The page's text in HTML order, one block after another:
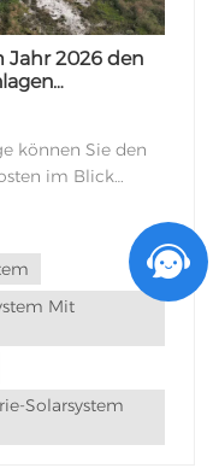
Jahr 2026 den
gesamten Systemkosten von Ihrer Bundessteuerlast absetzen. Unter Umständen erhalten Sie zusätzliche Steuervergünstigungen, wenn Ihr Projekt inländisch hergestellte Komponenten verwendet oder sich in einer energieeffizienten Gemeinde befindet. Viele Bundesstaaten bieten weitere Zuschüsse und Rabatte an, die Ihre Ausgaben zusätzlich reduzieren. Die folgende Tabelle zeigt die wichtigsten Steuervergünstigungen und Anreize für gewerbliche Solarinvestitionen im Jahr 2026:SteuergutschriftartBeschreibungSteuergutschrift für Investitionen des Bundes30 % der gesamten Systemkosten können von der Bundessteuer abgezogen werden.BonusguthabenZusätzliche Gutschriften für inländische Inhalte oder Standorte mit energieeffizienter GemeinschaftBeschleunigte Abschreibung (MACRS)einen großen Teil des Systemwertes innerhalb kurzer Zeit abschreibenStaatliche und lokale RabatteVorab-Rabatte, Leistungsanreize und Steuerbefreiungen je nach StandortTipp: Durch die Kombination dieser Anreize können im Laufe der Zeit 50–70 % oder mehr Ihrer gesamten Projektkosten ausgeglichen werden.Abschreibung und RabatteAbschreibungspläne und Förderprogramme helfen Ihnen, Ihre Investition schneller zu amortisieren. Mit dem Modified Accelerated Cost Recovery System (MACRS) können Sie einen erheblichen Teil des Wertes Ihrer Solaranlage über fünf Jahre abschreiben. Die Bonusabschreibung ermöglicht es Ihnen, 100 % der Abschreibung im ersten Betriebsjahr Ihrer Anlage geltend zu machen. Staatliche oder Energieversorger-Förderprogramme reduzieren Ihre Anschaffungskosten direkt, während laufende Einsparungen bei den Energiekosten zu langfristigen finanziellen Vorteilen beitragen. Die folgende Tabelle zeigt, wie sich diese Förderungen auf Ihre Gesamtkosten auswirken:AnreizartAuswirkungen auf die KostenStaatliche oder VersorgungsrabatteReduziert die VorlaufkostenBundessteuergutschrift (30 %)Angewendet auf die verbleibenden SystemkostenBeschleunigte AbschreibungVerringert das zu versteuernde Einkommen auf den angepassten WertLaufende Einsparungen bei den EnergiekostenTrägt zu langfristigen Ersparnissen beiGesamtkostenreduzierung50–70 % oder mehr im Laufe der ZeitWenn Sie diese Vorteile mit Lösungen wie der Autarkes Lithium-Batteriesystem für kommerzielle SolaranlagenSo maximieren Sie Ihre Ersparnisse und verbessern Ihren Cashflow.Finanzierungsmöglichkeiten für UnternehmenFür Ihre Solarinvestition stehen Ihnen verschiedene Finanzierungsmöglichkeiten zur Verfügung. Der Kauf Ihrer Anlage bietet die höchste Rendite und die kürzeste Amortisationszeit. Leasing reduziert Ihre Vorabkosten, kann aber Ihre Gesamtrendite schmälern. Mit Stromabnahmeverträgen (Power Purchase Agreements, PPAs) profitieren Sie von Solarenergie, ohne die Solarmodule zu besitzen, was sich ebenfalls auf Ihre Amortisationszeit auswirkt. Kredite für erneuerbare Energien zeichnen sich oft durch niedrigere Zinssätze aus und helfen Ihnen, Ihre Investition schneller wieder hereinzuholen. Steuerliche Anreize und staatliche Förderprogramme verkürzen Ihre Amortisationszeit zusätzlich und erhöhen Ihre Rendite.Der Direktkauf maximiert den Ertrag und verkürzt die Amortisationszeit.Leasing senkt die Vorlaufkosten, kann aber den ROI verringern.Stromabnahmeverträge (PPAs) bieten die Vorteile von Solarenergie ohne Eigentums
Mit
Solarsystem